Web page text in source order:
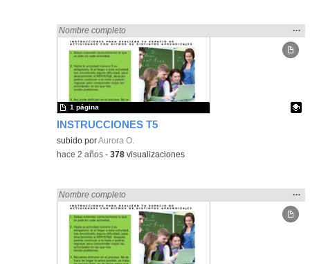
INSTRUCCIONES T5
Encontrado «zaragoza» en:
Nombre completo
la
…
Contenido educativo.
subido porAurora O.
1 página
-hace 2 años -378 visualizaciones
Encontrado «zaragoza» en:
Nombre completo
la
…